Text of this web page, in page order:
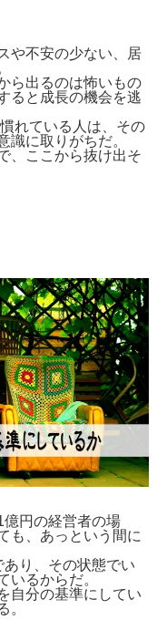
や不安の少ない、居
ら出るのは怖いもの
ると成長の機会を逃
れている人は、その
識に取りがちだ。
、ここから抜け出そ
円の経営者の場
も、あっという間に
り、その状態でい
いるからだ。
自分の基準にしてい
。